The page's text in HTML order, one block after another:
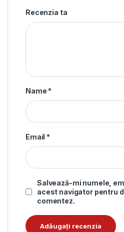
Recenzia ta
Name *
Email *
Salvează-mi numele,
acest navigator pentru
comentez.